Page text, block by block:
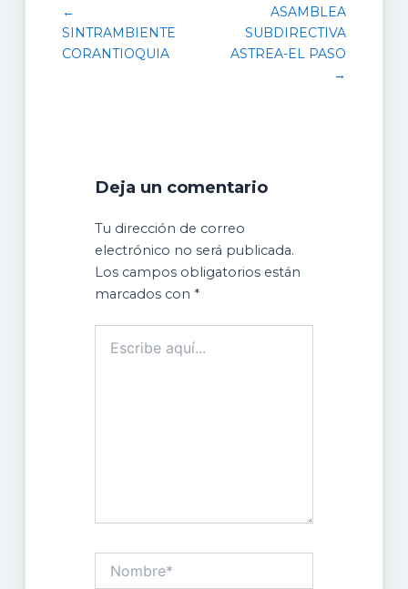
←
SINTRAMBIENTE
CORANTIOQUIA
ASAMBLEA
SUBDIRECTIVA
ASTREA-EL PASO
→
Deja un comentario
Tu dirección de correo
electrónico no será publicada.
Los campos obligatorios están
marcados con *
aquí...